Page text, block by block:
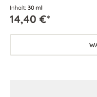
Inhalt: 30 ml
14,40 €*